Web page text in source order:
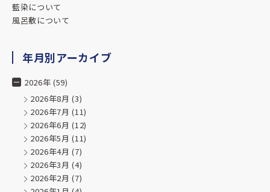
藍染について
風呂敷について
年月別アーカイブ
2026年 (59)
2026年8月 (3)
2026年7月 (11)
2026年6月 (12)
2026年5月 (11)
2026年4月 (7)
2026年3月 (4)
2026年2月 (7)